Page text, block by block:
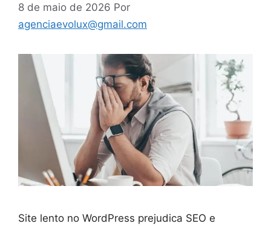
8 de maio de 2026 Por
agenciaevolux@gmail.com
Site lento no WordPress prejudica SEO e